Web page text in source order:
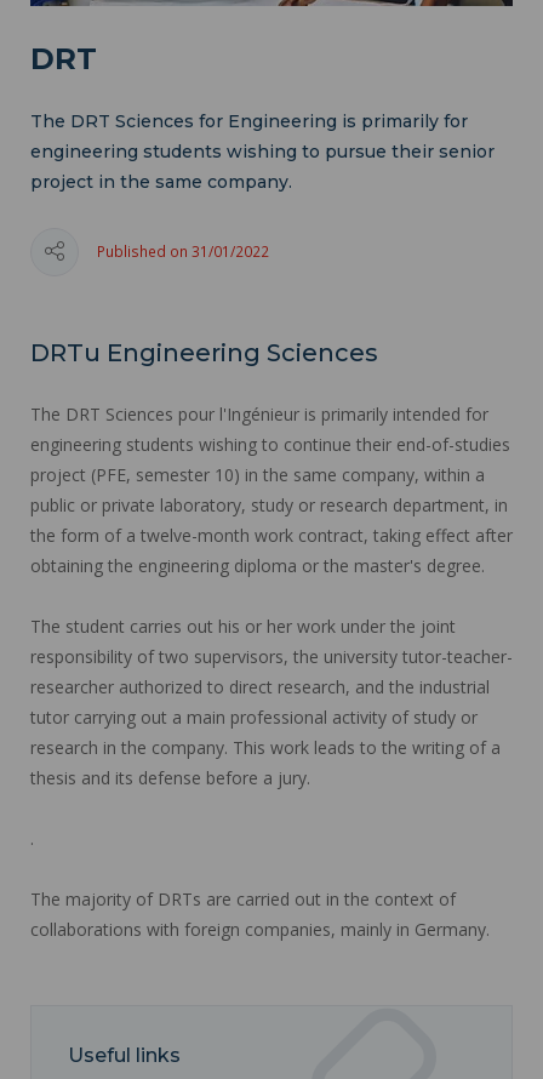
DRT
The DRT Sciences for Engineering is primarily for
engineering students wishing to pursue their senior
project in the same company.
Published on 31/01/2022
DRTu Engineering Sciences
The DRT Sciences pour l'Ingénieur is primarily intended for
engineering students wishing to continue their end-of-studies
project (PFE, semester 10) in the same company, within a
public or private laboratory, study or research department, in
the form of a twelve-month work contract, taking effect after
obtaining the engineering diploma or the master's degree.
The student carries out his or her work under the joint
responsibility of two supervisors, the university tutor-teacher-
researcher authorized to direct research, and the industrial
tutor carrying out a main professional activity of study or
research in the company. This work leads to the writing of a
thesis and its defense before a jury.
.
The majority of DRTs are carried out in the context of
collaborations with foreign companies, mainly in Germany.
Useful links